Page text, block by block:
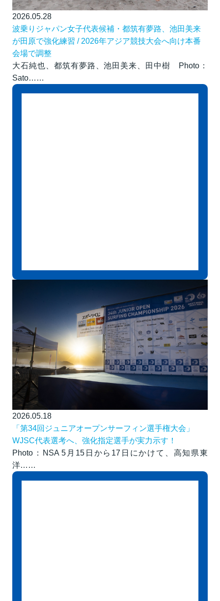
2026.05.28
波乗りジャパン女子代表候補・都筑有夢路、池田美来
が田原で強化練習 / 2026年アジア競技大会へ向け本番
会場で調整
大石純也、都筑有夢路、池田美来、田中樹 Photo：
Sato……
2026.05.18
「第34回ジュニアオープンサーフィン選手権大会」
WJSC代表選考へ、強化指定選手が実力示す！
Photo：NSA 5月15日から17日にかけて、高知県東
洋……